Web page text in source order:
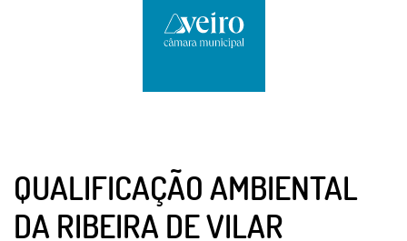
QUALIFICAÇÃO AMBIENTAL
DA RIBEIRA DE VILAR